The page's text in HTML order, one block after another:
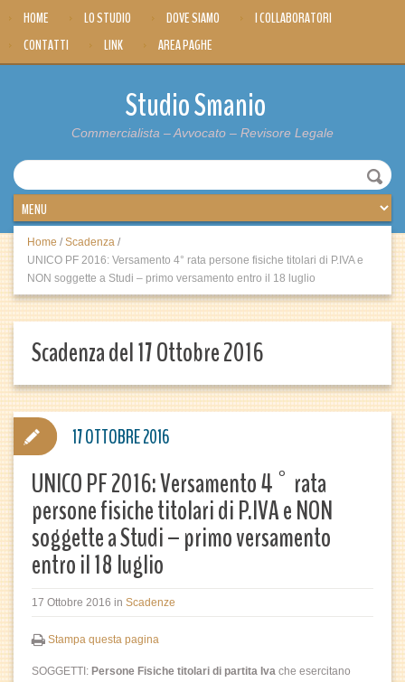
HOME LO STUDIO DOVE SIAMO
I COLLABORATORI
CONTATTI
LINK AREA PAGHE
Studio Smanio
Commercialista – Avvocato – Revisore Legale
Home / Scadenza /
UNICO PF 2016: Versamento 4° rata persone fisiche titolari di P.IVA e
NON soggette a Studi – primo versamento entro il 18 luglio
Scadenza del 17 Ottobre 2016
UNICO PF 2016: Versamento 4° rata
persone fisiche titolari di P.IVA e NON
soggette a Studi – primo versamento
entro il 18 luglio
17 Ottobre 2016 in Scadenze
Stampa questa pagina
SOGGETTI: Persone Fisiche titolari di partita Iva che esercitano
17 OTTOBRE 2016